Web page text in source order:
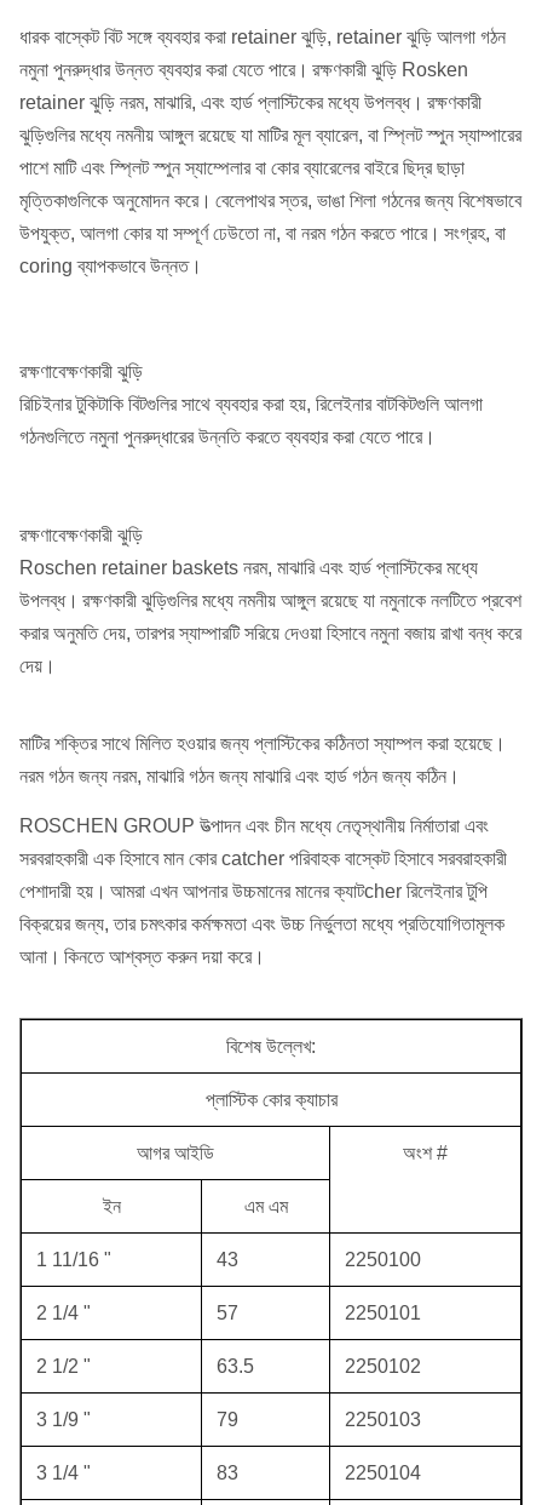
ধারক বাস্কেট বিট সঙ্গে ব্যবহার করা retainer ঝুড়ি, retainer ঝুড়ি আলগা গঠন
নমুনা পুনরুদ্ধার উন্নত ব্যবহার করা যেতে পারে। রক্ষণকারী ঝুড়ি Rosken
retainer ঝুড়ি নরম, মাঝারি, এবং হার্ড প্লাস্টিকের মধ্যে উপলব্ধ। রক্ষণকারী
ঝুড়িগুলির মধ্যে নমনীয় আঙ্গুল রয়েছে যা মাটির মূল ব্যারেল, বা স্প্লিট স্পুন স্যাম্পারের
পাশে মাটি এবং স্প্লিট স্পুন স্যাম্পেলার বা কোর ব্যারেলের বাইরে ছিদ্র ছাড়া
মৃত্তিকাগুলিকে অনুমোদন করে। বেলেপাথর স্তর, ভাঙা শিলা গঠনের জন্য বিশেষভাবে
উপযুক্ত, আলগা কোর যা সম্পূর্ণ ঢেউতো না, বা নরম গঠন করতে পারে। সংগ্রহ, বা
coring ব্যাপকভাবে উন্নত।
রক্ষণাবেক্ষণকারী ঝুড়ি
রিচিইনার টুকিটাকি বিটগুলির সাথে ব্যবহার করা হয়, রিলেইনার বাটকিটগুলি আলগা
গঠনগুলিতে নমুনা পুনরুদ্ধারের উন্নতি করতে ব্যবহার করা যেতে পারে।
রক্ষণাবেক্ষণকারী ঝুড়ি
Roschen retainer baskets নরম, মাঝারি এবং হার্ড প্লাস্টিকের মধ্যে
উপলব্ধ। রক্ষণকারী ঝুড়িগুলির মধ্যে নমনীয় আঙ্গুল রয়েছে যা নমুনাকে নলটিতে প্রবেশ
করার অনুমতি দেয়, তারপর স্যাম্পারটি সরিয়ে দেওয়া হিসাবে নমুনা বজায় রাখা বন্ধ করে
দেয়।
মাটির শক্তির সাথে মিলিত হওয়ার জন্য প্লাস্টিকের কঠিনতা স্যাম্পল করা হয়েছে।
নরম গঠন জন্য নরম, মাঝারি গঠন জন্য মাঝারি এবং হার্ড গঠন জন্য কঠিন।
ROSCHEN GROUP উত্পাদন এবং চীন মধ্যে নেতৃস্থানীয় নির্মাতারা এবং
সরবরাহকারী এক হিসাবে মান কোর catcher পরিবাহক বাস্কেট হিসাবে সরবরাহকারী
পেশাদারী হয়। আমরা এখন আপনার উচ্চমানের মানের ক্যাটcher রিলেইনার টুপি
বিক্রয়ের জন্য, তার চমৎকার কর্মক্ষমতা এবং উচ্চ নির্ভুলতা মধ্যে প্রতিযোগিতামূলক
আনা। কিনতে আশ্বস্ত করুন দয়া করে।
বিশেষ উল্লেখ:
প্লাস্টিক কোর ক্যাচার
আগর আইডি অংশ #
ইন এম এম
1 11/16 " 43 2250100
2 1/4 " 57 2250101
2 1/2 " 63.5 2250102
3 1/9 " 79 2250103
3 1/4 " 83 2250104